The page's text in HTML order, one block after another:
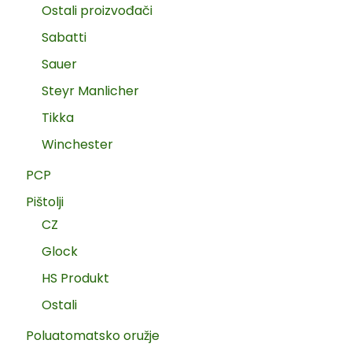
Ostali proizvođači
Sabatti
Sauer
Steyr Manlicher
Tikka
Winchester
PCP
Pištolji
CZ
Glock
HS Produkt
Ostali
Poluatomatsko oružje